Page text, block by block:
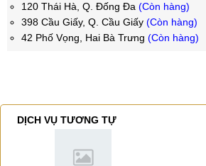
120 Thái Hà, Q. Đống Đa (Còn hàng)
398 Cầu Giấy, Q. Cầu Giấy (Còn hàng)
42 Phố Vọng, Hai Bà Trưng (Còn hàng)
DỊCH VỤ TƯƠNG TỰ